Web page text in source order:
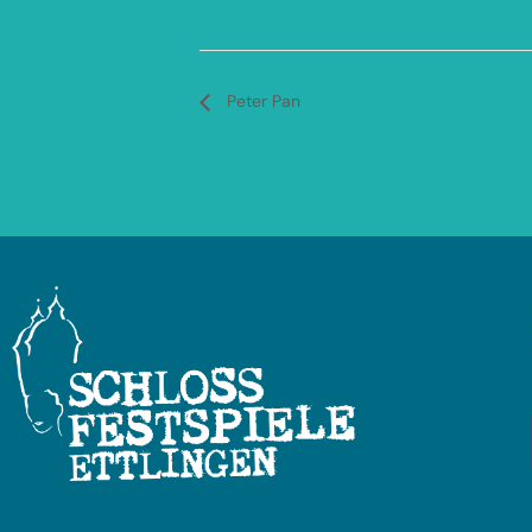
Peter Pan